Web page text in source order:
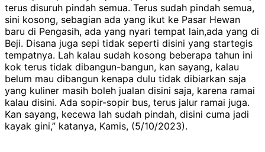
terus disuruh pindah semua. Terus sudah pindah semua,
sini kosong, sebagian ada yang ikut ke Pasar Hewan
baru di Pengasih, ada yang nyari tempat lain,ada yang di
Beji. Disana juga sepi tidak seperti disini yang startegis
tempatnya. Lah kalau sudah kosong beberapa tahun ini
kok terus tidak dibangun-bangun, kan sayang, kalau
belum mau dibangun kenapa dulu tidak dibiarkan saja
yang kuliner masih boleh jualan disini saja, karena ramai
kalau disini. Ada sopir-sopir bus, terus jalur ramai juga.
Kan sayang, kecewa lah sudah pindah, disini cuma jadi
kayak gini,” katanya, Kamis, (5/10/2023).